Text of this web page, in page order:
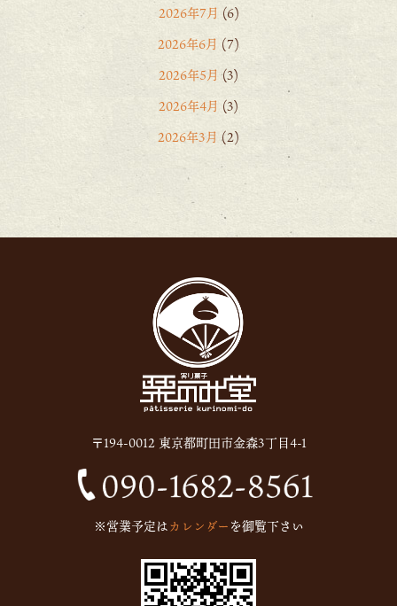
2026年7月 (6)
2026年6月 (7)
2026年5月 (3)
2026年4月 (3)
2026年3月 (2)
2026年2月
(6)
2026年1月
2025年10月(6)
2025年9月(11)
2025年8月(11)
2025年7月(12)
2025年6月(13)
2024年12月(1)
2024年10月(1)
2023年2月(4)
〒194-0012 東京都町田市金森3丁目4-1
※営業予定はカレンダーを御覧下さい